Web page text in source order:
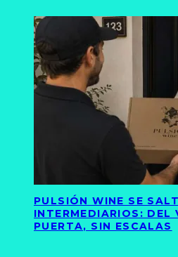
PULSIÓN WINE SE
INTERMEDIARIOS: DEL
PUERTA, SIN ESCALAS